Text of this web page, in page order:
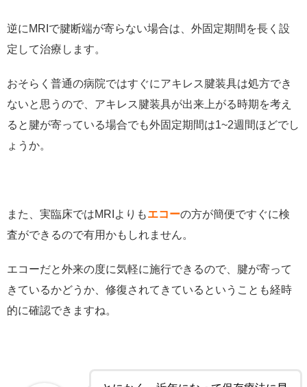
逆にMRIで腱断端が寄らない場合は、外固定期間を長く設
定して治療します。
おそらく普通の病院ではすぐにアキレス腱装具は処方でき
ないと思うので、アキレス腱装具が出来上がる時期を考え
ると腱が寄っている場合でも外固定期間は1~2週間ほどでし
ょうか。
また、実臨床ではMRIよりもエコーの方が簡便ですぐに検
査ができるので有用かもしれません。
エコーだと外来の度に気軽に施行できるので、腱が寄って
きているかどうか、修復されてきているということも経時
的に確認できますね。